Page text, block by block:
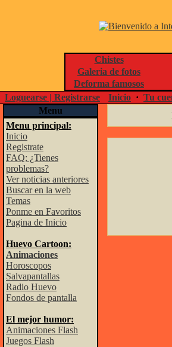
Chistes
Galeria de fotos
Deforma famosos
Loguearse | Registrarse
Inicio · Tu
Menu
Menu principal:
Inicio
Registrate
FAQ: ¿Tienes
problemas?
Ver noticias anteriores
Buscar en la web
Temas
Ponme en Favoritos
Pagina de Inicio
Huevo Cartoon:
Animaciones
Horoscopos
Salvapantallas
Radio Huevo
Fondos de pantalla
El mejor humor:
Animaciones Flash
Juegos Flash